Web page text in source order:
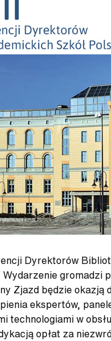
Dyrektorów
Zjazd będzie
ekspertów,
technologiami w
opłat za